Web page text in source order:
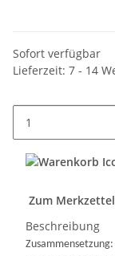
Sofort verfügbar
Lieferzeit: 7 - 14
Zum
Beschreibung